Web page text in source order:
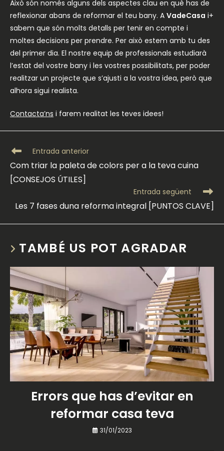
Això són només alguns dels aspectes clau en què has de
reflexionar abans de reformar el teu bany. A VadeCasa i+
sabem que són molts detalls per tenir en compte i
moltes decisions per prendre. Per això estem amb tu des
del primer dia. El nostre equip de professionals estudiarà
l’estat del vostre bany i les vostres possibilitats, per poder
realitzar un projecte que s’ajusti a la vostra idea, però que
alhora sigui realista.
Contacta’ns i farem realitat les teves idees!
Llegeix
articles
Entrada anterior
Com triar la paleta de colors per a la teva cuina
[CONSEJOS ÚTILES]
Entrada següent
Les 7 fases duna reforma integral [PUNTOS CLAVE]
TAMBÉ US POT AGRADAR
Errors que has d’evitar en
reformar casa teva
31/01/2023